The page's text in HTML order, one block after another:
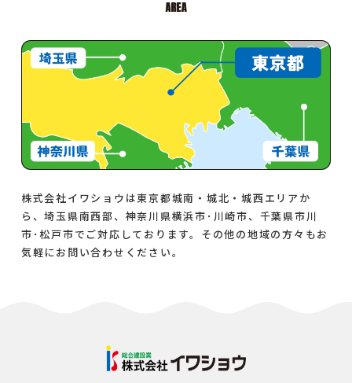
株式会社イワショウは東京都城南・城北・城西エリアか
ら、埼玉県南西部、神奈川県横浜市･川崎市、千葉県市川
市･松戸市でご対応しております。その他の地域の方々もお
気軽にお問い合わせください。